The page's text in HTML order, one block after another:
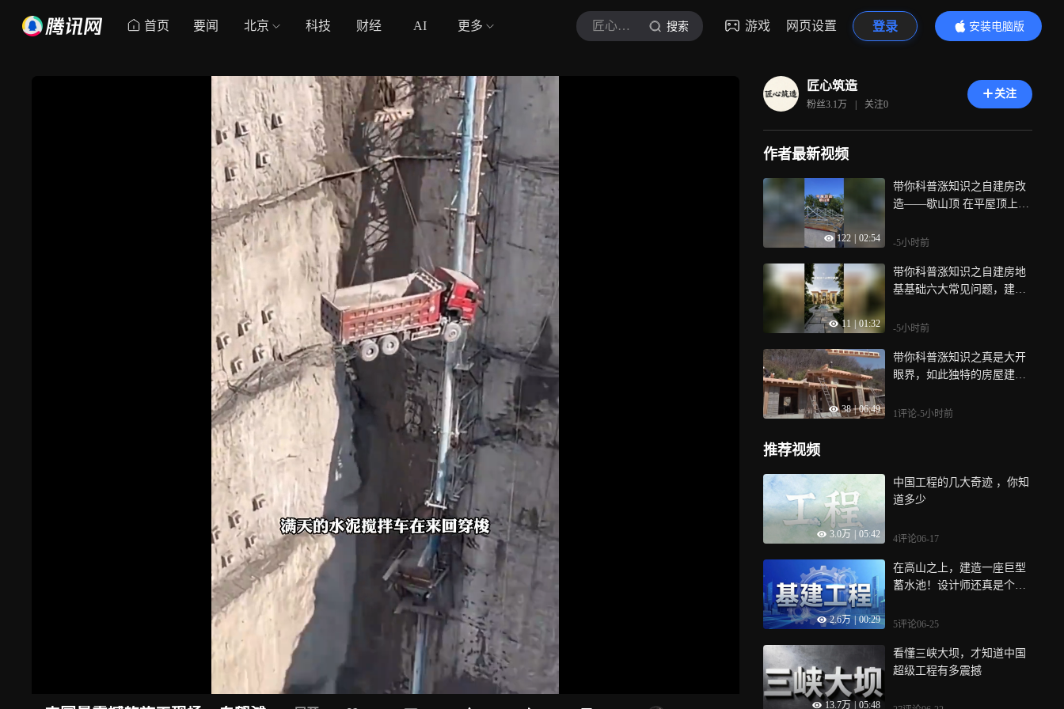
首页 要闻 北京 科技 财经 AI 更多 匠心筑造 搜索 游戏 网页设置 登录
安装电脑版
内容更精彩
匠心筑造
粉丝3.1万 | 关注0
关注
作者最新视频
122 02:54
带你科普涨知识之自建房改
造——歇山顶 在平屋顶上用
-5小时前
11 01:32
带你科普涨知识之自建房地
基基础六大常见问题，建房
-5小时前
38 | 06:49
带你科普涨知识之真是大开
眼界，如此独特的房屋建造
1评论-5小时前
推荐视频
3.0万 05:42
中国工程的几大奇迹 ，你知
道多少
4评论06-17
2.6万 00:29
在高山之上，建造一座巨型
蓄水池！设计师还真是个天
5评论06-25
13.7万 05:48
看懂三峡大坝，才知道中国
超级工程有多震撼